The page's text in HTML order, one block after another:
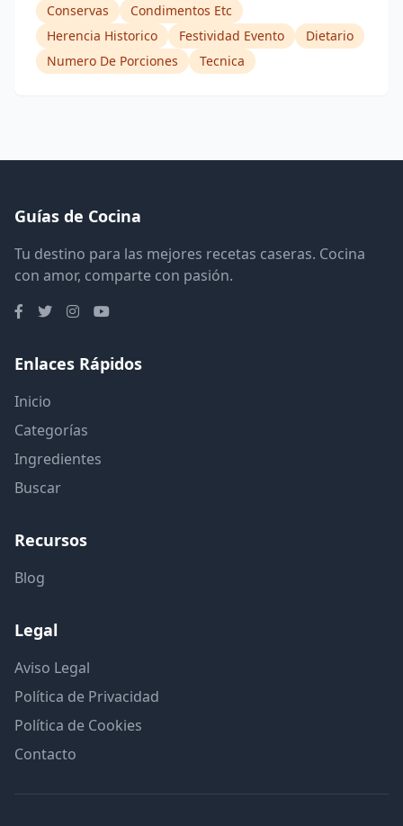
Conservas
Condimentos Etc
Herencia Historico
Festividad Evento
Dietario
Numero De Porciones
Tecnica
Guías de Cocina
Tu destino para las mejores recetas caseras. Cocina
con amor, comparte con pasión.
Enlaces Rápidos
Inicio
Categorías
Ingredientes
Buscar
Recursos
Blog
Legal
Aviso Legal
Política de Privacidad
Política de Cookies
Contacto